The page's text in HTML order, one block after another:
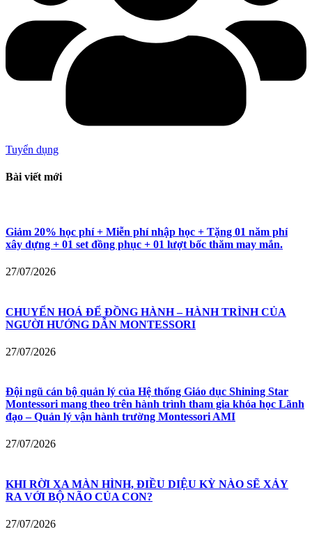
Tuyển dụng
Bài viết mới
Giảm 20% học phí + Miễn phí nhập học + Tặng 01 năm phí
xây dựng + 01 set đồng phục + 01 lượt bốc thăm may mắn.
27/07/2026
CHUYỂN HOÁ ĐỂ ĐỒNG HÀNH – HÀNH TRÌNH CỦA
NGƯỜI HƯỚNG DẪN MONTESSORI
27/07/2026
Đội ngũ cán bộ quản lý của Hệ thống Giáo dục Shining Star
Montessori mang theo trên hành trình tham gia khóa học Lãnh
đạo – Quản lý vận hành trường Montessori AMI
27/07/2026
KHI RỜI XA MÀN HÌNH, ĐIỀU DIỆU KỲ NÀO SẼ XẢY
RA VỚI BỘ NÃO CỦA CON?
27/07/2026